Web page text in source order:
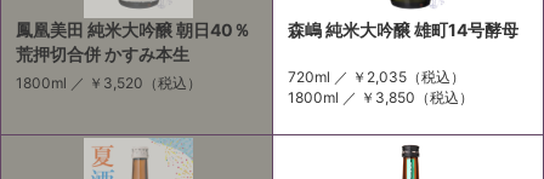
鳳凰美田 純米大吟醸 朝日40％
荒押切合併 かすみ本生
1800ml ／ ￥3,520 （税込）
森嶋 純米大吟醸 雄町14号酵母
720ml ／ ￥2,035（税込）
1800ml ／ ￥3,850 （税込）